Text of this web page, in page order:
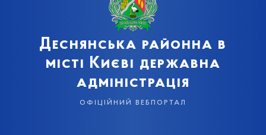
Деснянська районна в
місті Києві державна
адміністрація
офіційний вебпортал